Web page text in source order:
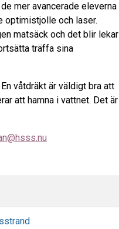
mer avancerade eleverna
optimistjolle och laser.
matsäck och det blir lekar
träffa sina
våtdräkt är väldigt bra att
att hamna i vattnet. Det är